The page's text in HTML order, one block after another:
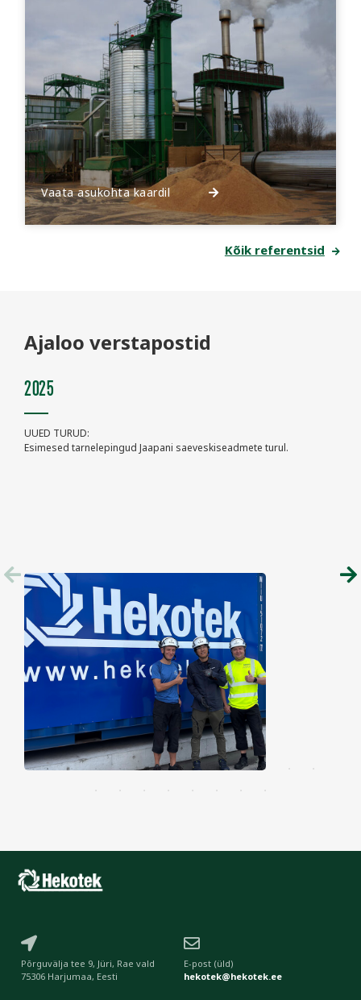
Vaata asukohta kaardil
Kõik referentsid
Ajaloo verstapostid
2025
UUED TURUD:
Esimesed tarnelepingud Jaapani saeveskiseadmete turul.
Põrguvälja tee 9, Jüri, Rae vald
75306 Harjumaa, Eesti
E-post (üld)
hekotek@hekotek.ee